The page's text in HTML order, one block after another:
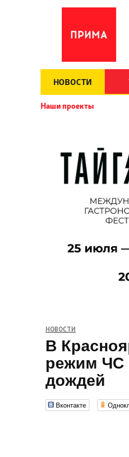
НОВОСТИ
Наши проекты
НОВОСТИ
В
режим ЧС
дождей
Вконтакте